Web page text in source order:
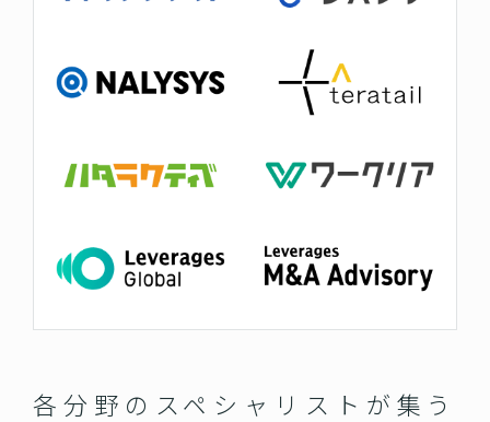
各分野のスペシャリストが集う